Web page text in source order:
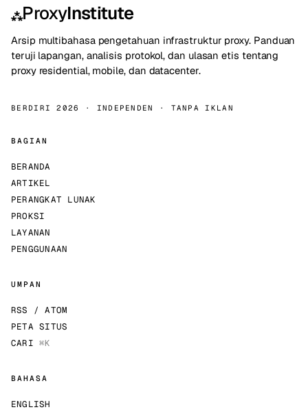
⁂ProxyInstitute
Arsip multibahasa pengetahuan infrastruktur proxy. Panduan
teruji lapangan, analisis protokol, dan ulasan etis tentang
proxy residential, mobile, dan datacenter.
BERDIRI 2026 · INDEPENDEN · TANPA IKLAN
BAGIAN
BERANDA
ARTIKEL
PERANGKAT LUNAK
PROKSI
LAYANAN
PENGGUNAAN
UMPAN
RSS / ATOM
PETA SITUS
CARI⌘K
BAHASA
ENGLISH